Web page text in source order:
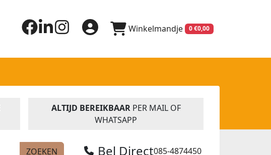
Winkelmandje 0 €0,00
ALTIJD BEREIKBAARPER MAIL OF
WHATSAPP
ZOEKEN Bel Direct085-4874450